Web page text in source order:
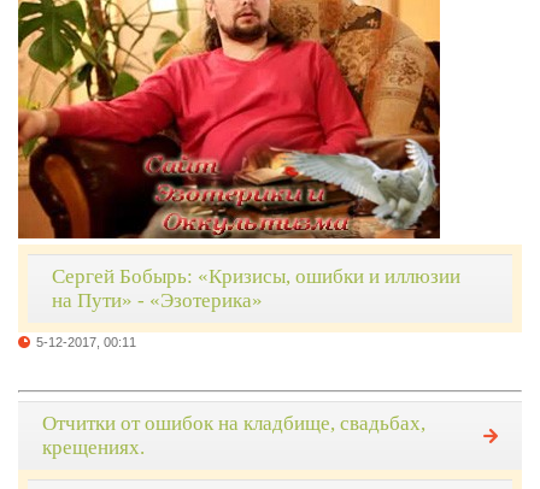
Сергей Бобырь: «Кризисы, ошибки и иллюзии
на Пути» - «Эзотерика»
5-12-2017, 00:11
Отчитки от ошибок на кладбище, свадьбах,
крещениях.